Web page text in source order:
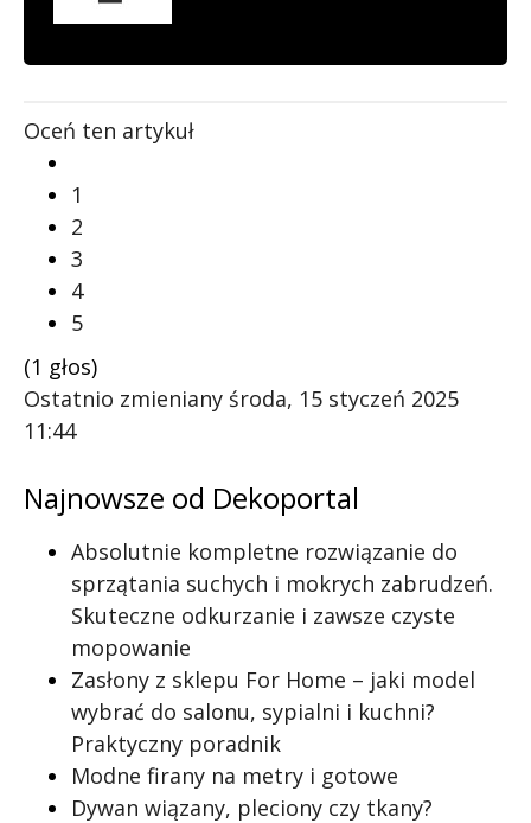
Oceń ten artykuł
1
2
3
4
5
(1 głos)
Ostatnio zmieniany środa, 15 styczeń 2025
11:44
Najnowsze od Dekoportal
Absolutnie kompletne rozwiązanie do
sprzątania suchych i mokrych zabrudzeń.
Skuteczne odkurzanie i zawsze czyste
mopowanie
Zasłony z sklepu For Home – jaki model
wybrać do salonu, sypialni i kuchni?
Praktyczny poradnik
Modne firany na metry i gotowe
Dywan wiązany, pleciony czy tkany?